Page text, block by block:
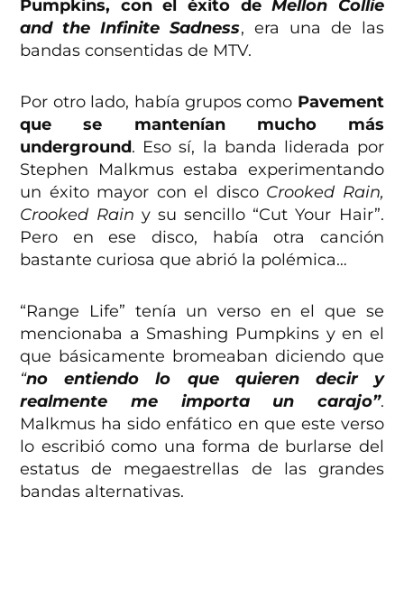
Pumpkins, con el éxito deMellon Collie
and the Infinite Sadness, era una de las
bandas consentidas de MTV.
Por otro lado, había grupos como Pavement
que se mantenían mucho más
underground. Eso sí, la banda liderada por
Stephen Malkmus estaba experimentando
un éxito mayor con el disco Crooked Rain,
Crooked Rain y su sencillo “Cut Your Hair”.
Pero en ese disco, había otra canción
bastante curiosa que abrió la polémica…
“Range Life” tenía un verso en el que se
mencionaba a Smashing Pumpkins y en el
que básicamente bromeaban diciendo que
“no entiendo lo que quieren decir y
realmente me importa un carajo”.
Malkmus ha sido enfático en que este verso
lo escribió como una forma de burlarse del
estatus de megaestrellas de las grandes
bandas alternativas.